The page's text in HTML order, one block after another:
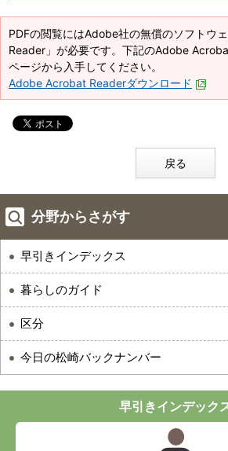
PDFの閲覧にはAdobe社の無償のソフトウ
Reader」が必要です。下記のAdobe
ページから入手してください。
Adobe Acrobat Readerダウンロード
戻る
分野からさがす
早引きインデックス
暮らしのガイド
区分
今日の松崎バックナンバー
早引きインデック